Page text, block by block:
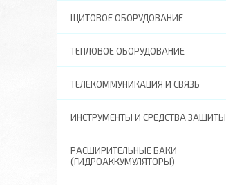
ЩИТОВОЕ ОБОРУДОВАНИЕ
ТЕПЛОВОЕ ОБОРУДОВАНИЕ
ТЕЛЕКОММУНИКАЦИЯ И СВЯЗЬ
ИНСТРУМЕНТЫ И СРЕДСТВА ЗАЩИТЫ
РАСШИРИТЕЛЬНЫЕ БАКИ
(ГИДРОАККУМУЛЯТОРЫ)